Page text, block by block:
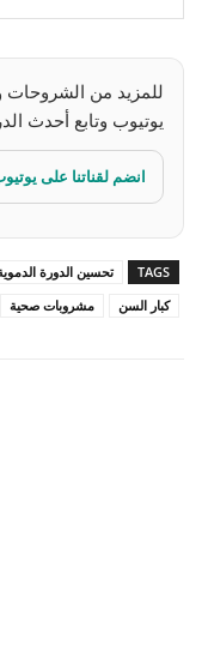
للمزيد من الشروحات
يوتيوب وتابع أحدث
انضم لقناتنا على
TAGS تحسين الدورة
كبار السن
مشروبات صحية